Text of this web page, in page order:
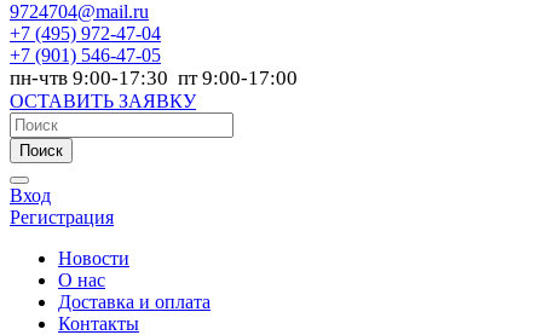
9724704@mail.ru
+7 (495) 972-47-04
+7 (901) 546-47-05
пн-чтв 9:00-17:30 пт 9:00-17:00
ОСТАВИТЬ ЗАЯВКУ
Поиск
Вход
Регистрация
Новости
О нас
Доставка и оплата
Контакты